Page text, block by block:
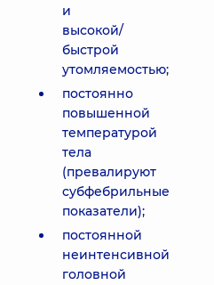
и
высокой/
быстрой
утомляемостью;
постоянно
повышенной
температурой
тела
(превалируют
субфебрильные
показатели);
постоянной
неинтенсивной
головной